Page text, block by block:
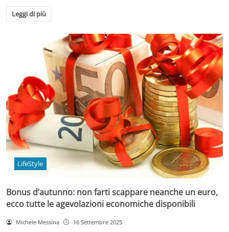
Leggi di più
LifeStyle
Bonus d’autunno: non farti scappare neanche un euro,
ecco tutte le agevolazioni economiche disponibili
Michele Messina 16 Settembre 2025